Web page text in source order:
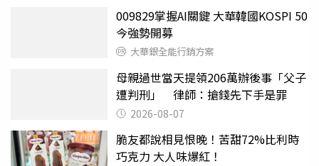
009829掌握AI關鍵 大華韓國KOSPI 50
今強勢開募
大華銀全能行銷方案
母親過世當天提領206萬辦後事「父子
遭判刑」 律師：搶錢先下手是罪
2026-08-07
脆友都說相見恨晚！苦甜72%比利時
巧克力 大人味爆紅！